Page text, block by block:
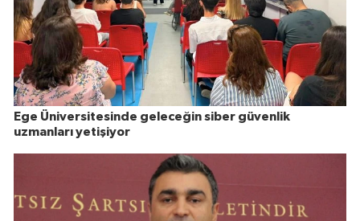
Ege Üniversitesinde geleceğin siber güvenlik
uzmanları yetişiyor